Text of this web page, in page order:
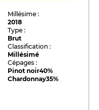
Millésime :
2018
Type :
Brut
Classification :
Millésimé
Cépages :
Pinot noir40%
Chardonnay35%